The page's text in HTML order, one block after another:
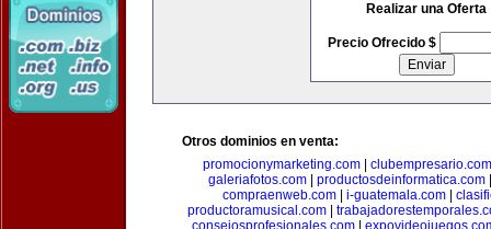
Realizar una Oferta
Precio Ofrecido $
Otros dominios en venta:
promocionymarketing.com| clubempresario.com
galeriafotos.com
productosdeinformatica.com
compraenweb.com| i-guatemala.com|
productoramusical.com
consejosprofesionales.com|